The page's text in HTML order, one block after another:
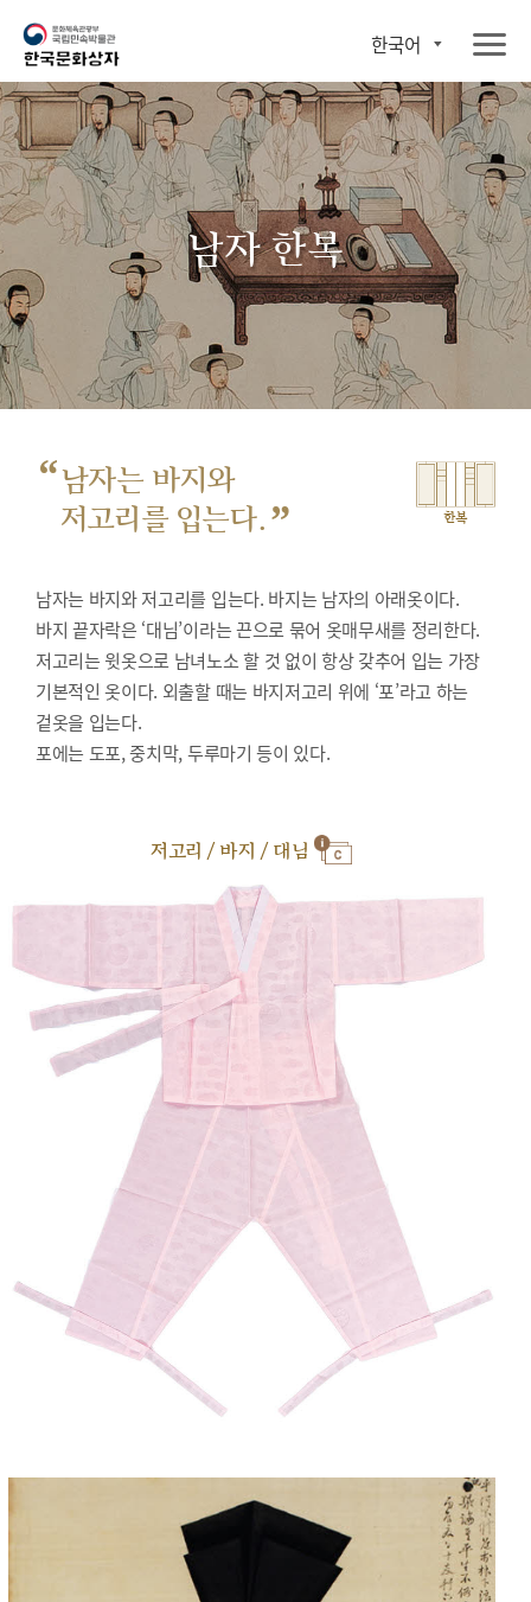
한국어
남자 한복
“남자는 바지와
저고리를 입는다. ” 한복
남자는 바지와 저고리를 입는다. 바지는 남자의 아래옷이다.
바지 끝자락은 ‘대님’이라는 끈으로 묶어 옷매무새를 정리한다.
저고리는 윗옷으로 남녀노소 할 것 없이 항상 갖추어 입는 가장
기본적인 옷이다. 외출할 때는 바지저고리 위에 ‘포’라고 하는
겉옷을 입는다.
포에는 도포, 중치막, 두루마기 등이 있다.
저고리 / 바지 / 대님